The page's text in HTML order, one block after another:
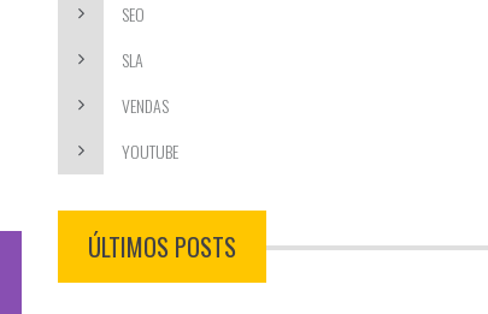
SEO
SLA
VENDAS
YOUTUBE
ÚLTIMOS POSTS